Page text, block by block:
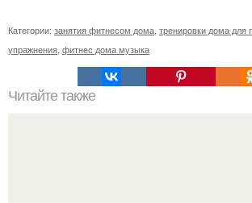
Категории: занятия фитнесом дома тренировки дома для
упражнения фитнес дома музыка
Читайте также